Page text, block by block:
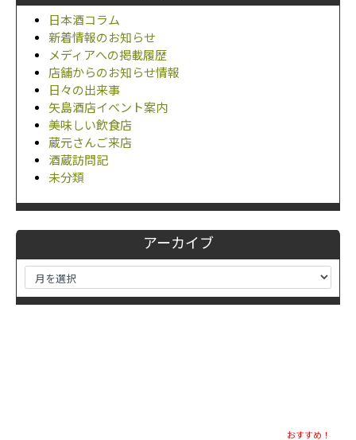
日本酒コラム
新着情報のお知らせ
メディアへの掲載履歴
店舗からのお知らせ情報
日々の出来事
矢島酒店イベント案内
美味しい飲食店
蔵元さんご来店
酒蔵訪問記
未分類
アーカイブ
おすすめ！